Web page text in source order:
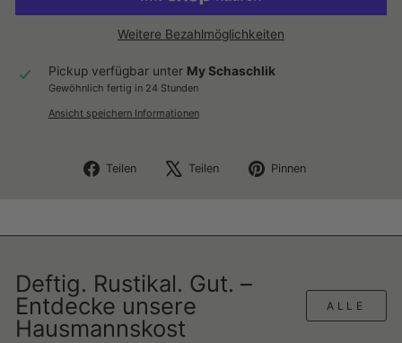
Weitere Bezahlmöglichkeiten
Pickup verfügbar unter My Schaschlik
Gewöhnlich fertig in 24 Stunden
Ansicht speichern Informationen
Teilen
Auf
Facebook
Teilen
Auf
Pinnen
Deftig. Rustikal. Gut. –
Entdecke unsere
Hausmannskost
ALLE